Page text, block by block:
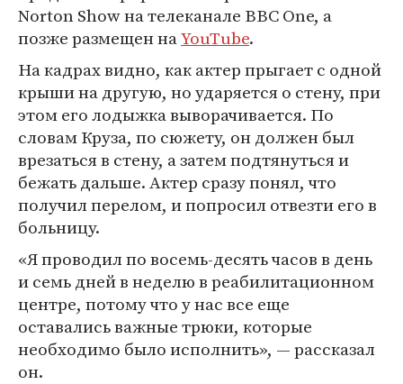
Norton Show на телеканале BBC One, а
позже размещен наYouTube.
На кадрах видно, как актер прыгает с одной
крыши на другую, но ударяется о стену, при
этом его лодыжка выворачивается. По
словам Круза, по сюжету, он должен был
врезаться в стену, а затем подтянуться и
бежать дальше. Актер сразу понял, что
получил перелом, и попросил отвезти его в
больницу.
«Я проводил по восемь-десять часов в день
и семь дней в неделю в реабилитационном
центре, потому что у нас все еще
оставались важные трюки, которые
необходимо было исполнить», — рассказал
он.